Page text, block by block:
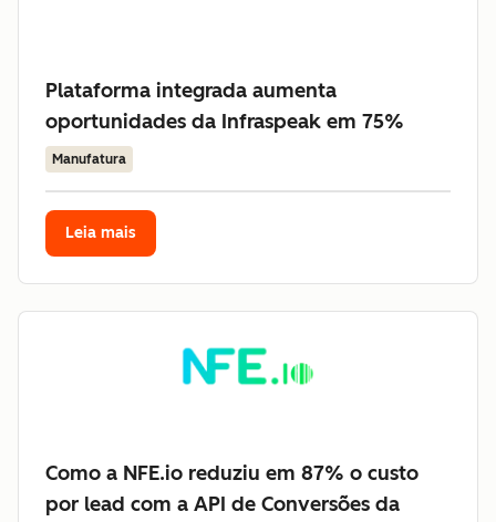
Plataforma integrada aumenta
oportunidades da Infraspeak em 75%
Manufatura
Leia mais
Como a NFE.io reduziu em 87% o custo
por lead com a API de Conversões da